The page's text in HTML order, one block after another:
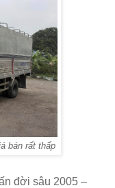
bán rất thấp
đời sâu 2005 –